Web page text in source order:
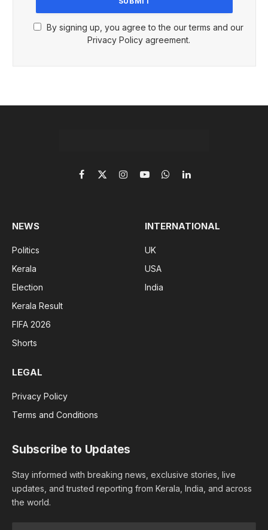
By signing up, you agree to the our terms and our
Privacy Policy agreement.
Facebook
X
InstagramYouTubeWhatsAppLinkedIn
NEWS
Politics
Kerala
Election
Kerala Result
FIFA 2026
Shorts
INTERNATIONAL
UK
USA
India
LEGAL
Privacy Policy
Terms and Conditions
Subscribe to Updates
Stay informed with breaking news, exclusive stories, live
updates, and trusted reporting from Kerala, India, and across
the world.